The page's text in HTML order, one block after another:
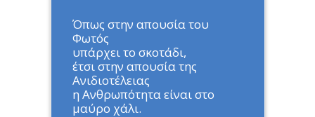
Όπως στην απουσία του
Φωτός
υπάρχει το σκοτάδι,
έτσι στην απουσία της
Ανιδιοτέλειας
η Ανθρωπότητα είναι στο
μαύρο χάλι.